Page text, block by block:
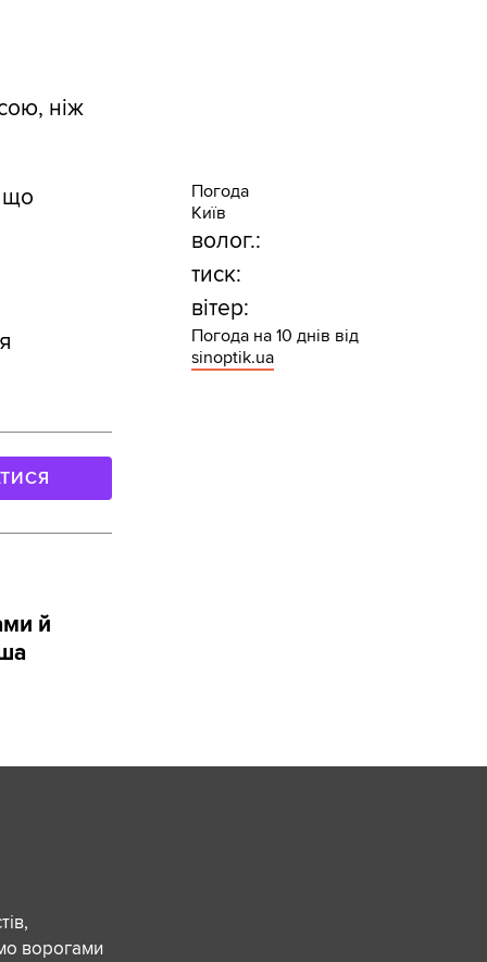
ніж
що
й
ворогами
Погода
Київ
волог.:
тиск:
вітер:
Погода на 10 днів від
sinoptik.ua